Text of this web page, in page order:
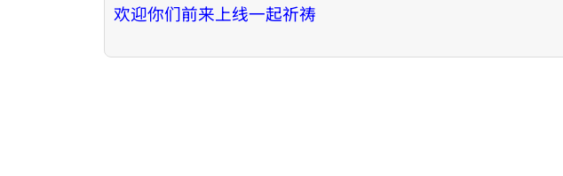
欢迎你们前来上线一起祈祷